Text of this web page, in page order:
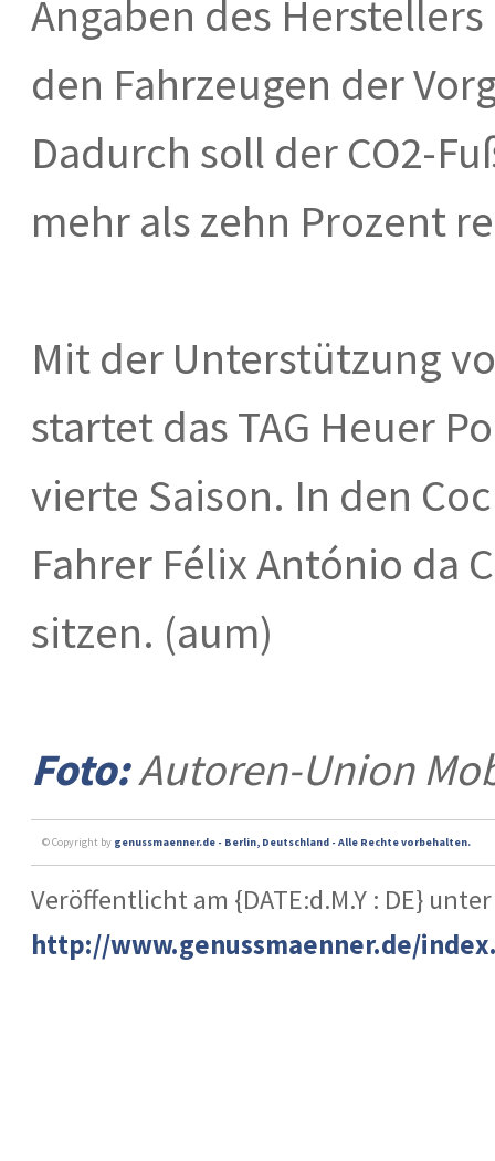
Angaben des
den Fahrzeugen der
Dadurch soll der CO2-
mehr als zehn Prozent
Mit der Unterstützung
startet das TAG Heuer
vierte Saison. In den
Fahrer Félix António da
sitzen. (aum)
Foto:Autoren-Union
© Copyright by genussmaenner.de - Berlin, Deutschland - Alle Rechte vorbehalten.
Veröffentlicht am {DATE:d.M.Y : DE}
http://www.genussmaenner.de/